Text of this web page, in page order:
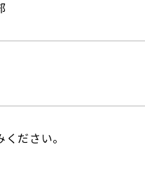
ださい。